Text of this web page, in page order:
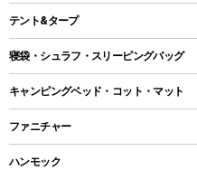
テント&タープ
テント
ツールームテント
ワンポールテント
シェルターテント
寝袋・シュラフ・スリーピングバッグ
レクタングラー型（封筒型）シュラフ
インナーシュラフ
キャンピングベッド・コット・マット
キャンピングベッド・コット
ファニチャー
アウトドアテーブル
ハンモック